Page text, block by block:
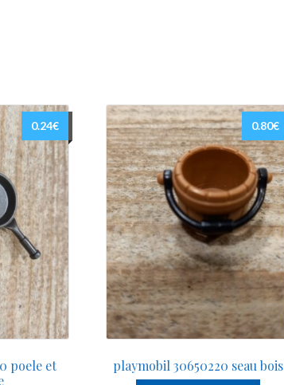
poele et
0.24€
playmobil 30650220 seau bois
0.80€